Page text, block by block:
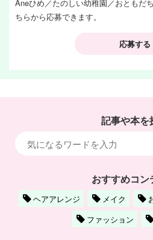
Aneひめ／たのしい幼稚園／おともだ
ちらから応募できます。
応募する
記事や本を
おすすめコン
ヘアアレンジ メイク
ファッション